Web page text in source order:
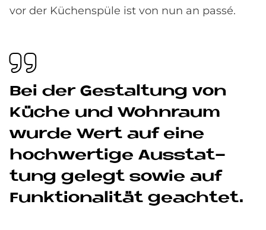
vor der Küchenspüle ist von nun an passé.
Bei der Ge­stal­tung von
Kü­che und Wohn­raum
wur­de Wert auf eine
hoch­wer­ti­ge Aus­stat­
tung ge­le­gt so­wie auf
Funk­tio­na­li­tät ge­ach­tet.